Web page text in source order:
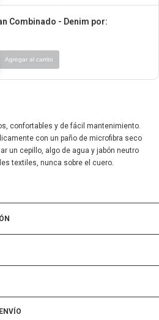
Combinado - Denim por:
Agregar al carrito
confortables y de fácil mantenimiento.
con un paño de microfibra seco
un cepillo, algo de agua y jabón neutro
textiles, nunca sobre el cuero.